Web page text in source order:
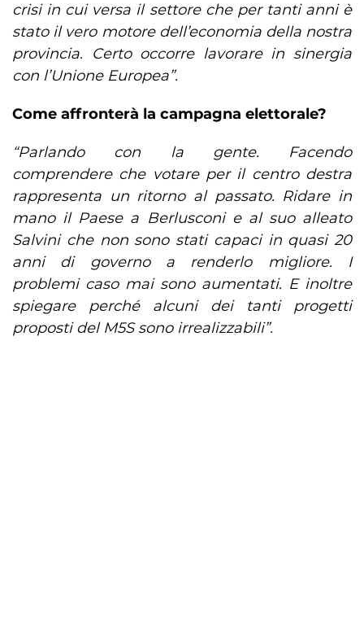
crisi in cui versa il settore che per tanti anni è
stato il vero motore dell’economia della nostra
provincia. Certo occorre lavorare in sinergia
con l’Unione Europea”.
Come affronterà la campagna elettorale?
“Parlando con la gente. Facendo
comprendere che votare per il centro destra
rappresenta un ritorno al passato. Ridare in
mano il Paese a Berlusconi e al suo alleato
Salvini che non sono stati capaci in quasi 20
anni di governo a renderlo migliore. I
problemi caso mai sono aumentati. E inoltre
spiegare perché alcuni dei tanti progetti
proposti del M5S sono irrealizzabili”.